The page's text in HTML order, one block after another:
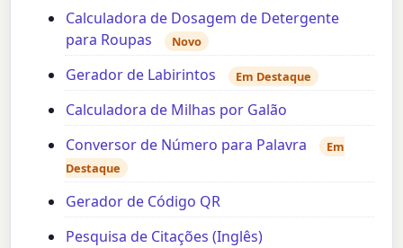
Calculadora de Dosagem de Detergente
para Roupas
Novo
Gerador de Labirintos Em Destaque
Calculadora de Milhas por Galão
Conversor de Número para Palavra
Em
Destaque
Gerador de Código QR
Pesquisa de Citações (Inglês)